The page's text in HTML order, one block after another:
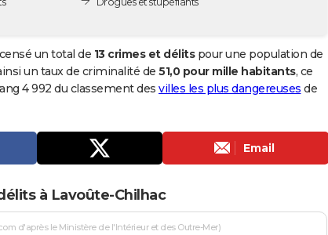
un total de 13 crimes et délitspour une population de
un taux de criminalité de 51,0 pour mille habitants, ce
4 992 du classement des villes les plus dangereuses de
Email
à Lavoûte-Chilhac
d'après le Ministère de l'Intérieur et des Outre-Mer)